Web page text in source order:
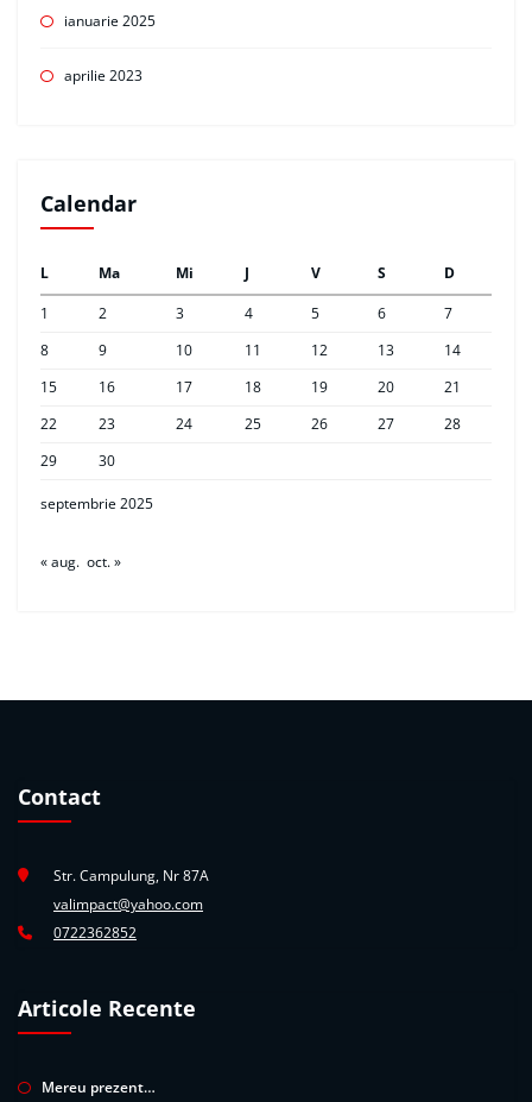
ianuarie 2025
aprilie 2023
Calendar
septembrie 2025
L Ma Mi J V S
D
1
2 3 4 5 6
7
8
9 10 11 12 13
14
15
16 17 18 19 20
21
22
23 24 25 26 27
28
29
30
« aug. oct. »
Contact
Str. Campulung, Nr 87A
valimpact@yahoo.com
0722362852
Articole Recente
Mereu prezent…